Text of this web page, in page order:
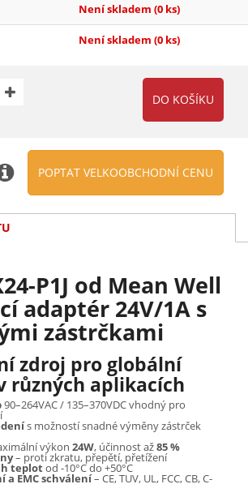
Není skladem (0 ks)
Není skladem (0 ks)
POPTAT VELKOOBCHODNÍ CENU
P1J od Mean Well
adaptér 24V/1A s
zástrčkami
zdroj pro globální
různých aplikacích
90–264VAC / 135–370VDC vhodný pro
s možností snadné výměny zástrček
výkon 24W, účinnost až85 %
– proti zkratu, přepětí, přetížení
teplotod -10°C do +50°C
a EMC schválení– CE, TUV, UL, FCC, CB, C-